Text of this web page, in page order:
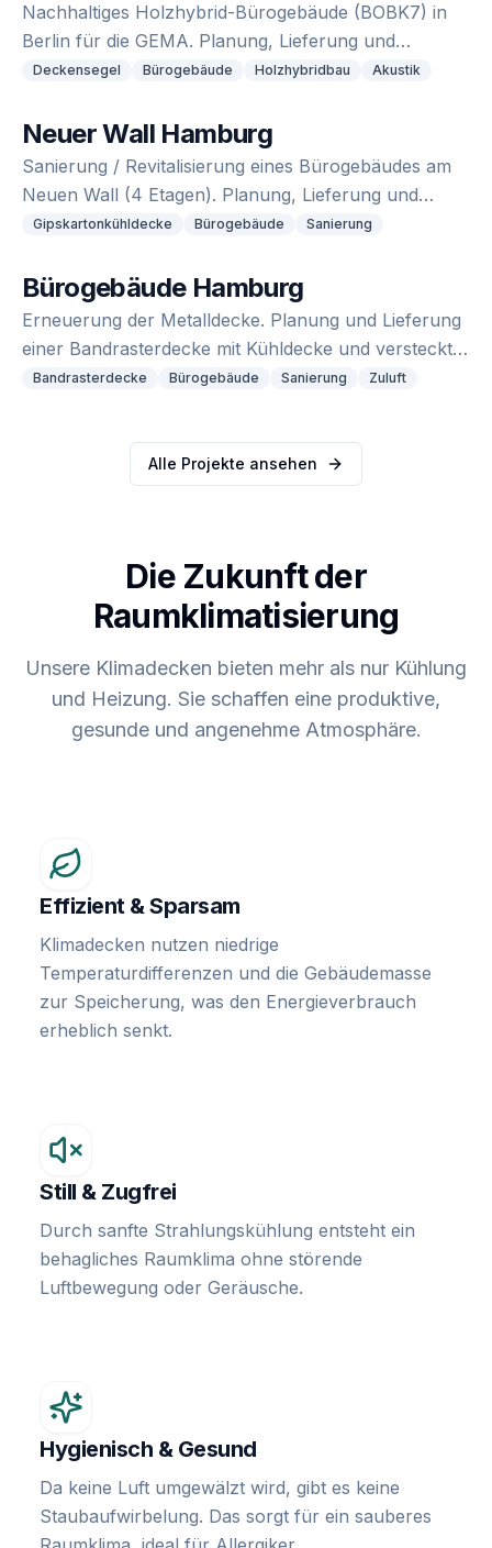
Nachhaltiges Holzhybrid-Bürogebäude (BOBK7) in
Berlin für die GEMA. Planung, Lieferung und
Montage von Kühldeckensegel mit versteckter Zuluft.
Deckensegel Bürogebäude Holzhybridbau Akustik
Neuer Wall Hamburg
Sanierung / Revitalisierung eines Bürogebäudes am
Neuen Wall (4 Etagen). Planung, Lieferung und
Montage von Gipskartonkühldecke.
Gipskartonkühldecke Bürogebäude Sanierung
Bürogebäude Hamburg
Erneuerung der Metalldecke. Planung und Lieferung
einer Bandrasterdecke mit Kühldecke und versteckter
Zuluft.
Bandrasterdecke Bürogebäude Sanierung Zuluft
Alle Projekte ansehen
Die Zukunft der
Raumklimatisierung
Unsere Klimadecken bieten mehr als nur Kühlung
und Heizung. Sie schaffen eine produktive,
gesunde und angenehme Atmosphäre.
Effizient & Sparsam
Klimadecken nutzen niedrige
Temperaturdifferenzen und die Gebäudemasse
zur Speicherung, was den Energieverbrauch
erheblich senkt.
Still & Zugfrei
Durch sanfte Strahlungskühlung entsteht ein
behagliches Raumklima ohne störende
Luftbewegung oder Geräusche.
Hygienisch & Gesund
Da keine Luft umgewälzt wird, gibt es keine
Staubaufwirbelung. Das sorgt für ein sauberes